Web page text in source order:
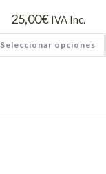
25,00€ IVA Inc.
Seleccionar opciones